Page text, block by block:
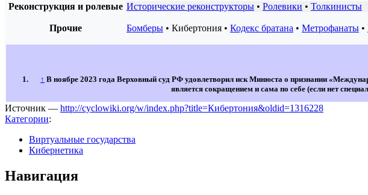
Реконструкция и ролевые Исторические реконструкторы • Ролевики • Толкинисты
Прочие Бомберы • Кибертония • Кодекс братана • Метрофанаты •
↑ В ноябре 2023 года Верховный суд РФ удовлетворил иск Минюста о признании
является сокращением и сама по себе (если нет
Источник — http://cyclowiki.org/w/index.php?title=Кибертония&oldid=1316228
Категории:
Виртуальные государства
Кибернетика
Навигация